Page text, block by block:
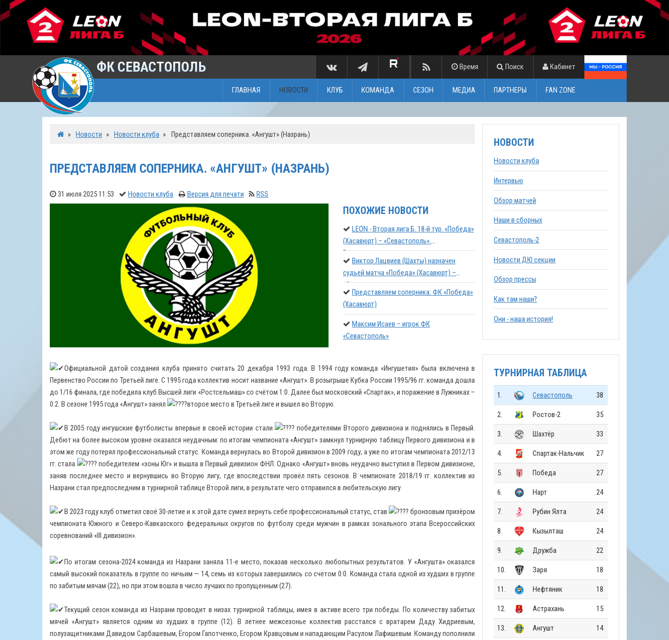
ФК СЕВАСТОПОЛЬ Время Поиск Кабинет
ГЛАВНАЯ НОВОСТИ КЛУБ КОМАНДА СЕЗОН МЕДИА ПАРТНЕРЫ FAN ZONE
» Новости » Новости клуба » Представляем соперника. «Ангушт» (Назрань)
ПРЕДСТАВЛЯЕМ СОПЕРНИКА. «АНГУШТ» (НАЗРАНЬ)
31 июля 2025 11:53 Новости клуба Версия для печати RSS
ПОХОЖИЕ НОВОСТИ
LEON - Вторая лига Б. 18-й тур. «Победа»
(Хасавюрт) – «Севастополь».
Видеотрансляция матча
Виктор Лацвиев (Шахты) назначен
судьей матча «Победа» (Хасавюрт) –
«Севастополь»
Представляем соперника: ФК «Победа»
(Хасавюрт)
Максим Исаев – игрок ФК
«Севастополь»
Официальной датой создания клуба принято считать 20 декабря 1993 года. В 1994 году команда «Ингушетия» была включена в
Первенство России по Третьей лиге. С 1995 года коллектив носит название «Ангушт». В розыгрыше Кубка России 1995/96 гг. команда дошла
до 1/16 финала, где победила клуб Высшей лиги «Ростсельмаш» со счётом 1:0. Далее был московский «Спартак», и поражение в Лужниках –
0:2. В сезоне 1995 года «Ангушт» занял
второе место в Третьей лиге и вышел во Вторую.
В 2005 году ингушские футболисты впервые в своей истории стали
победителями Второго дивизиона и поднялись в Первый.
Дебют на более высоком уровне оказался неудачным: по итогам чемпионата «Ангушт» замкнул турнирную таблицу Первого дивизиона и в
этом же году потерял профессиональный статус. Команда вернулась во Второй дивизион в 2009 году, а уже по итогам чемпионата 2012/13
гг. стала
победителем «зоны Юг» и вышла в Первый дивизион ФНЛ. Однако «Ангушт» вновь неудачно выступил в Первом дивизионе,
заняв последнее место и вернувшись во Вторую лигу, где впоследствии провёл пять сезонов. В чемпионате 2018/19 гг. коллектив из
Назрани стал предпоследним в турнирной таблице Второй лиги, в результате чего отправился в любительскую лигу.
В 2023 году клуб отметил своё 30-летие и к этой дате сумел вернуть себе профессиональный статус, став
бронзовым призёром
чемпионата Южного и Северо-Кавказского федеральных округов по футболу среди мужчин в рамках зонального этапа Всероссийских
соревнований «III дивизион».
По итогам сезона-2024 команда из Назрани заняла 11-е место, показав несколько любопытных результатов. У «Ангушта» оказался
самый высокий показатель в группе по ничьим — 14, семь из которых завершились со счётом 0:0. Команда стала одной из худших в группе
по забитым мячам (22), но при этом вошла в число лучших по пропущенным (27).
Текущий сезон команда из Назрани проводит в низах турнирной таблицы, имея в активе всего три победы. По количеству забитых
мячей «Ангушт» является одним из худших в группе (12). В летнее межсезонье коллектив расстался с вратарем Даду Хидриевым,
полузащитниками Давидом Сарбашевым, Егором Гапотченко, Егором Кравцовым и нападающим Расулом Лафишевым. Команду пополнили
НОВОСТИ
Новости клуба
Интервью
Обзор матчей
Наши в сборных
Севастополь-2
Новости ДЮ секции
Обзор прессы
Как там наши?
Они - наша история!
ТУРНИРНАЯ ТАБЛИЦА
1. Севастополь 38
2. Ростов-2 35
3. Шахтёр 33
4. Спартак-Нальчик 27
5. Победа 27
6. Нарт 24
7. Рубин Ялта 24
8. Кызылташ 24
9. Дружба 22
10. Заря 18
11. Нефтяник 18
12. Астрахань 15
13. Ангушт 14